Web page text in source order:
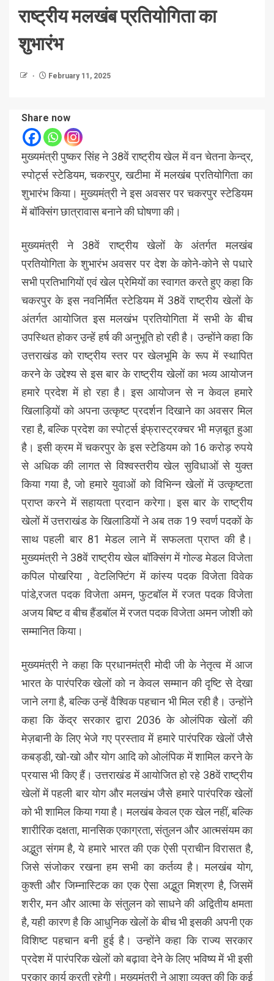
राष्ट्रीय मलखंब प्रतियोगिता का
शुभारंभ
February 11, 2025
Share now
मुख्यमंत्री पुष्कर सिंह ने 38वें राष्ट्रीय खेल में वन चेतना केन्द्र,
स्पोर्ट्स स्टेडियम, चकरपुर, खटीमा में मलखंब प्रतियोगिता का
शुभारंभ किया। मुख्यमंत्री ने इस अवसर पर चकरपुर स्टेडियम
में बॉक्सिंग छात्रावास बनाने की घोषणा की।
मुख्यमंत्री ने 38वें राष्ट्रीय खेलों के अंतर्गत मलखंब
प्रतियोगिता के शुभारंभ अवसर पर देश के कोने-कोने से पधारे
सभी प्रतिभागियों एवं खेल प्रेमियों का स्वागत करते हुए कहा कि
चकरपुर के इस नवनिर्मित स्टेडियम में 38वें राष्ट्रीय खेलों के
अंतर्गत आयोजित इस मलखंभ प्रतियोगिता में सभी के बीच
उपस्थित होकर उन्हें हर्ष की अनुभूति हो रही है। उन्होंने कहा कि
उत्तराखंड को राष्ट्रीय स्तर पर खेलभूमि के रूप में स्थापित
करने के उद्देश्य से इस बार के राष्ट्रीय खेलों का भव्य आयोजन
हमारे प्रदेश में हो रहा है। इस आयोजन से न केवल हमारे
खिलाड़ियों को अपना उत्कृष्ट प्रदर्शन दिखाने का अवसर मिल
रहा है, बल्कि प्रदेश का स्पोर्ट्स इंफ्रास्ट्रक्चर भी मज़बूत हुआ
है। इसी क्रम में चकरपुर के इस स्टेडियम को 16 करोड़ रुपये
से अधिक की लागत से विश्वस्तरीय खेल सुविधाओं से युक्त
किया गया है, जो हमारे युवाओं को विभिन्न खेलों में उत्कृष्टता
प्राप्त करने में सहायता प्रदान करेगा। इस बार के राष्ट्रीय
खेलों में उत्तराखंड के खिलाडियों ने अब तक 19 स्वर्ण पदकों के
साथ पहली बार 81 मेडल लाने में सफलता प्राप्त की है।
मुख्यमंत्री ने 38वें राष्ट्रीय खेल बॉक्सिंग में गोल्ड मेडल विजेता
कपिल पोखरिया , वेटलिफ्टिंग में कांस्य पदक विजेता विवेक
पांडे,रजत पदक विजेता अमन, फुटबॉल में रजत पदक विजेता
अजय बिष्ट व बीच हैंडबॉल में रजत पदक विजेता अमन जोशी को
सम्मानित किया।
मुख्यमंत्री ने कहा कि प्रधानमंत्री मोदी जी के नेतृत्व में आज
भारत के पारंपरिक खेलों को न केवल सम्मान की दृष्टि से देखा
जाने लगा है, बल्कि उन्हें वैश्विक पहचान भी मिल रही है। उन्होंने
कहा कि केंद्र सरकार द्वारा 2036 के ओलंपिक खेलों की
मेज़बानी के लिए भेजे गए प्रस्ताव में हमारे पारंपरिक खेलों जैसे
कबड्डी, खो-खो और योग आदि को ओलंपिक में शामिल करने के
प्रयास भी किए हैं। उत्तराखंड में आयोजित हो रहे 38वें राष्ट्रीय
खेलों में पहली बार योग और मलखंभ जैसे हमारे पारंपरिक खेलों
को भी शामिल किया गया है। मलखंब केवल एक खेल नहीं, बल्कि
शारीरिक दक्षता, मानसिक एकाग्रता, संतुलन और आत्मसंयम का
अद्भुत संगम है, ये हमारे भारत की एक ऐसी प्राचीन विरासत है,
जिसे संजोकर रखना हम सभी का कर्तव्य है। मलखंब योग,
कुश्ती और जिम्नास्टिक का एक ऐसा अद्भुत मिश्रण है, जिसमें
शरीर, मन और आत्मा के संतुलन को साधने की अद्वितीय क्षमता
है, यही कारण है कि आधुनिक खेलों के बीच भी इसकी अपनी एक
विशिष्ट पहचान बनी हुई है। उन्होंने कहा कि राज्य सरकार
प्रदेश में पारंपरिक खेलों को बढ़ावा देने के लिए भविष्य में भी इसी
प्रकार कार्य करती रहेगी। मुख्यमंत्री ने आशा व्यक्त की कि कई